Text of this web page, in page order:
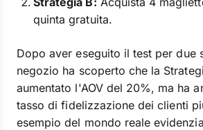
quinta gratuita.
Dopo aver eseguito il test per due
negozio ha scoperto che la
aumentato l'AOV del 20%, ma ha
tasso di fidelizzazione dei clienti
esempio del mondo reale